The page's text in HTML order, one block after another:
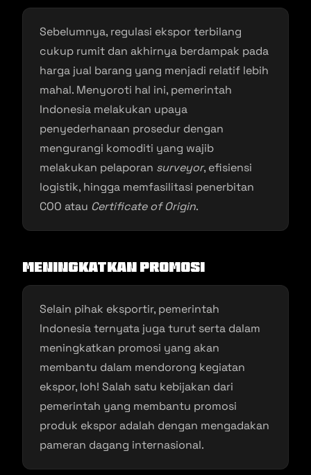
Sebelumnya, regulasi ekspor terbilang
cukup rumit dan akhirnya berdampak pada
harga jual barang yang menjadi relatif lebih
mahal. Menyoroti hal ini, pemerintah
Indonesia melakukan upaya
penyederhanaan prosedur dengan
mengurangi komoditi yang wajib
melakukan pelaporan surveyor, efisiensi
logistik, hingga memfasilitasi penerbitan
COO atau Certificate of Origin.
Meningkatkan Promosi
Selain pihak eksportir, pemerintah
Indonesia ternyata juga turut serta dalam
meningkatkan promosi yang akan
membantu dalam mendorong kegiatan
ekspor, loh! Salah satu kebijakan dari
pemerintah yang membantu promosi
produk ekspor adalah dengan mengadakan
pameran dagang internasional.